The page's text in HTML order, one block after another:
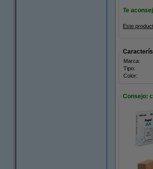
Te
Este
Marca:
Tipo:
Color:
Consejo: